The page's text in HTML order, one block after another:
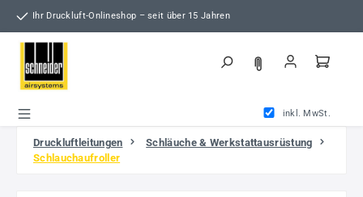
Zum Hauptinhalt springen
Ihr Druckluft-Onlineshop – seit über 15 Jahren
inkl. MwSt.
Druckluftleitungen
Schläuche & Werkstattausrüstung
Schlauchaufroller